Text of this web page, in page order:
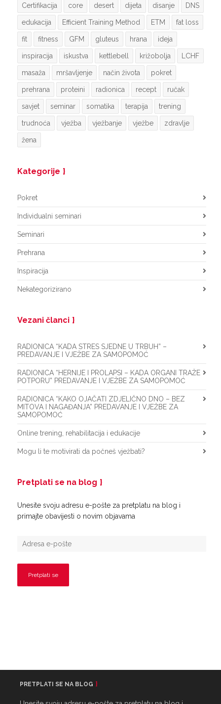
Certifikacija core desert dijeta disanje DNS
edukacija Efficient Training Method ETM fat loss
fit fitness GFM gluteus hrana ideja
inspiracija iskustva kettlebell križobolja LCHF
masaža mršavljenje način života pokret
prehrana proteini radionica recept ručak
savjet seminar somatika terapija trening
trudnoća vježba vježbanje vježbe zdravlje
žena
Kategorije
Pokret
Individualni seminari
Seminari
Prehrana
Inspiracija
Nekategorizirano
Vezani članci
RADIONICA “KADA STRES SJEDNE U TRBUH” –
PREDAVANJE I VJEŽBE ZA SAMOPOMOĆ
RADIONICA “HERNIJE I PROLAPSI – KADA ORGANI TRAŽE
POTPORU” PREDAVANJE I VJEŽBE ZA SAMOPOMOĆ
RADIONICA “KAKO OJAČATI ZDJELIČNO DNO – BEZ
MITOVA I NAGAĐANJA” PREDAVANJE I VJEŽBE ZA
SAMOPOMOĆ
Online trening, rehabilitacija i edukacije
Mogu li te motivirati da počneš vježbati?
Pretplati se na blog
Unesite svoju adresu e-pošte za pretplatu na blog i
primajte obavijesti o novim objavama
PRETPLATI SE NA BLOG